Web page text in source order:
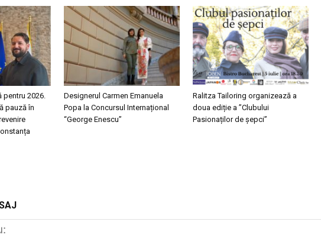
pentru 2026.
pauză în
Designerul Carmen Emanuela
Popa la Concursul Internațional
“George Enescu”
Ralitza Tailoring organizează a
doua ediție a ”Clubului
Pasionaților de șepci”